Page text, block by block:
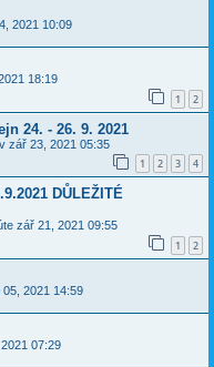
2021 10:09
18:19
1 2
24. - 26. 9. 2021
zář 23, 2021 05:35
1 2 3 4
DŮLEŽITÉ
zář 21, 2021 09:55
1 2
2021 14:59
07:29